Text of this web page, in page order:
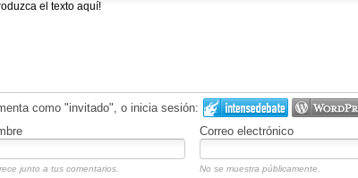
como "invitado", o inicia sesión:
Correo electrónico
junto a tus comentarios. No se muestra públicamente.